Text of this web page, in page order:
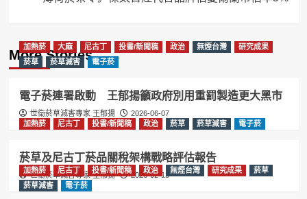
More Stories
加熱菸 大麻 尼古丁 投書/新聞稿 政治 無煙台灣
研究成果
菸草
菸草減害 電子菸
電子菸連署啟動 王郁揚籲政府別用重罰製造更大黑市
世衛菸草減害專家 王郁揚
2026-06-07
加熱菸
尼古丁 投書/新聞稿 政治 菸草 菸草減害 電子菸
菸草及尼古丁菸品關稅架構戰略評估報告
世衛菸草減害專家 王郁揚 2026-02-13
加熱菸 尼古丁 投書/新聞稿 政治 無煙台灣 研究成果
菸草
菸草減害
電子菸